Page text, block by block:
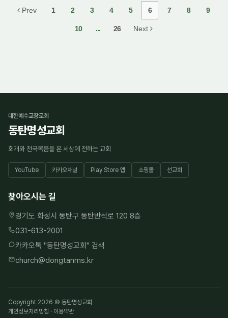
Prev 1 2 3 4 5 6 7 8 9
10 ... 26 Next
대한예수교장로회
동탄명성교회
회개와 천국복음을 온 세상에 전하는 교회
YouTube 카카오채널 Play Store 앱 쇼핑몰 선교회
찾아오시는 길
경기도 화성시 동탄구 동탄반석로 120 8층
031-613-2001
카카오톡 "동탄명성교회" 검색
church@dongtanms.kr
Copyright 2026 © 동탄명성교회
개인정보처리방침 · 이용약관